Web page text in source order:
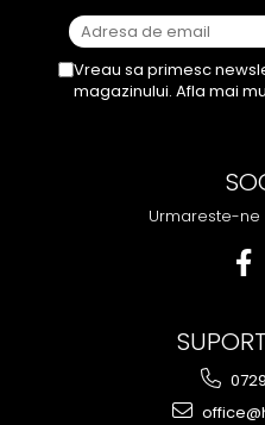
Vreau sa primesc
magazinului. Afla mai
Urmareste-